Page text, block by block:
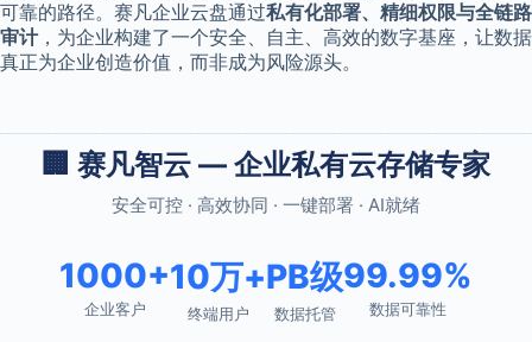
可靠的路径。赛凡企业云盘通过私有化部署、精细权限与全链路
审计，为企业构建了一个安全、自主、高效的数字基座，让数据
真正为企业创造价值，而非成为风险源头。
🏢 赛凡智云 — 企业私有云存储专家
安全可控 · 高效协同 · 一键部署 · AI就绪
1000+
企业客户
10万+
终端用户
PB级
数据托管
99.99%
数据可靠性